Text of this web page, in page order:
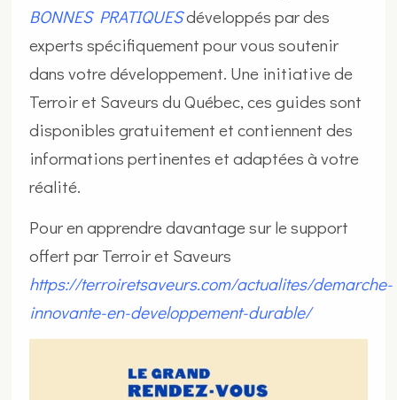
BONNES PRATIQUESdéveloppés par des
experts spécifiquement pour vous soutenir
dans votre développement. Une initiative de
Terroir et Saveurs du Québec, ces guides sont
disponibles gratuitement et contiennent des
informations pertinentes et adaptées à votre
réalité.
Pour en apprendre davantage sur le support
offert par Terroir et Saveurs
https://terroiretsaveurs.com/actualites/demarche-
innovante-en-developpement-durable/